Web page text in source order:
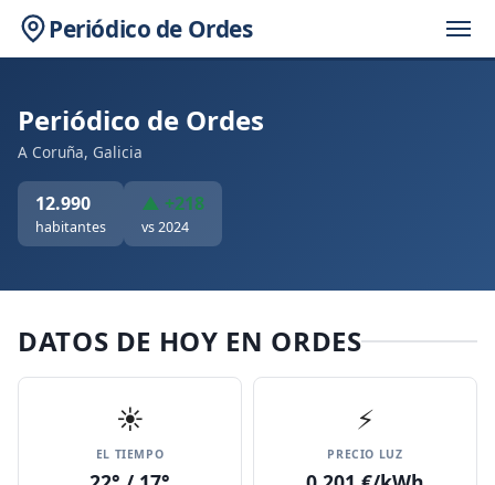
Periódico de Ordes
Periódico de Ordes
A Coruña, Galicia
12.990
habitantes
▲ +218
vs 2024
DATOS DE HOY EN ORDES
☀️
EL TIEMPO
⚡
PRECIO LUZ